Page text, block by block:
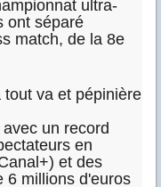
ultra-
ont séparé
match, de la 8e
va et pépinière
un record
en
et des
6 millions d'euros